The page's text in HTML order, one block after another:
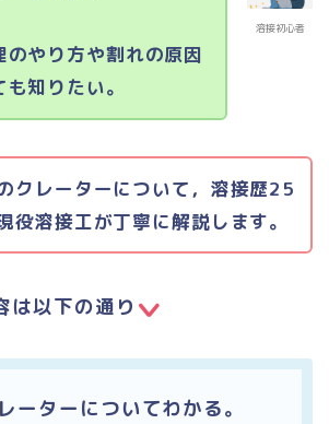
溶接初心者
のやり方や割れの原因
知りたい。
クレーターについて，溶接歴25
役溶接工が丁寧に解説します。
は以下の通り
ーターについてわかる。